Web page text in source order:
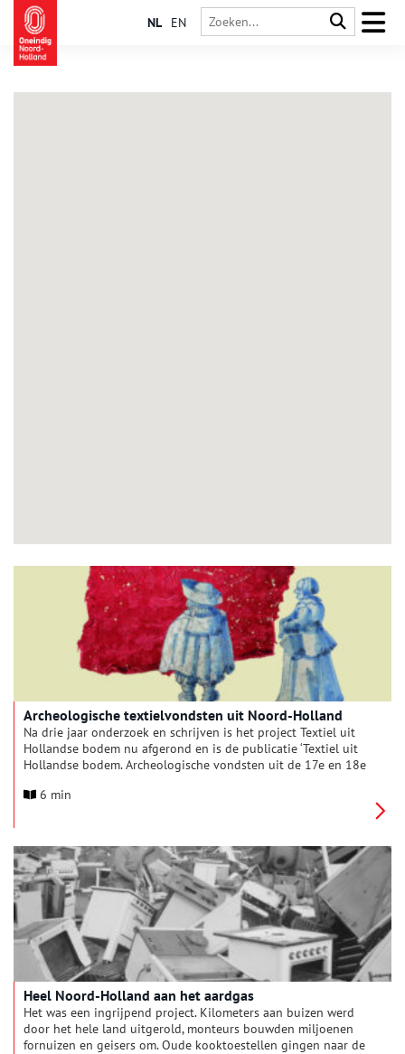
NL EN
Amsterdam
Archeologische textielvondsten uit Noord-Holland
Na drie jaar onderzoek en schrijven is het project Textiel uit
Hollandse bodem nu afgerond en is de publicatie ‘Textiel uit
Hollandse bodem. Archeologische vondsten uit de 17e en 18e
vondsten bekeken, waaronder vondsten uit het depot in
damast in historische bronnen én enkele overgebleven
museumstukken.
6 min
Heel Noord-Holland aan het aardgas
Het was een ingrijpend project. Kilometers aan buizen werd
door het hele land uitgerold, monteurs bouwden miljoenen
fornuizen en geisers om. Oude kooktoestellen gingen naar de